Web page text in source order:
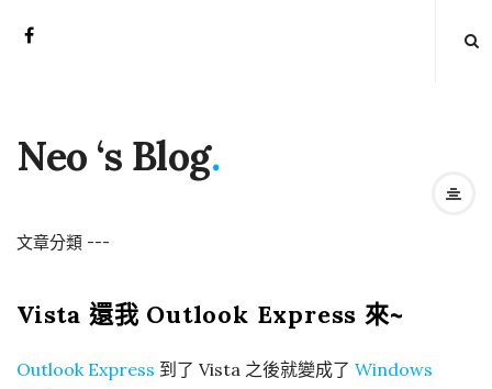
Neo ‘s Blog.
文章分類 ---
Vista 還我 Outlook Express 來~
Outlook Express 到了 Vista 之後就變成了 Windows